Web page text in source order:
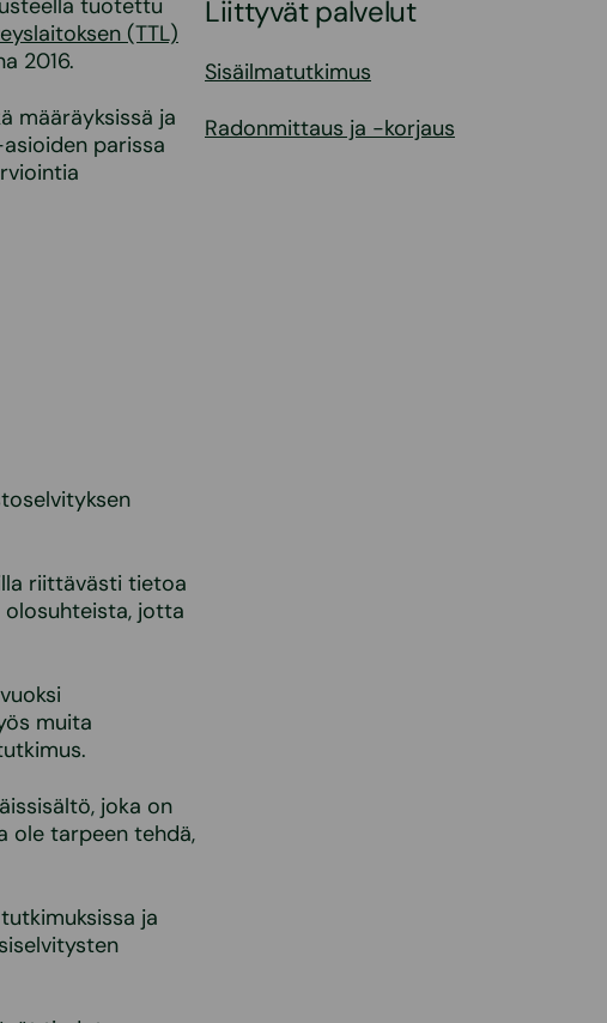
tuotettu
(TTL)
2016.
määräyksissä ja
parissa
riittävästi tietoa
jotta
muita
joka on
ole tarpeen tehdä,
ja
Liittyvät palvelut
Sisäilmatutkimus
Radonmittaus ja -korjaus